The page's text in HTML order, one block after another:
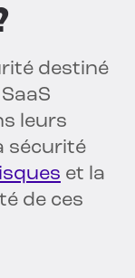
destiné
leurs
sécurité
et la
de ces